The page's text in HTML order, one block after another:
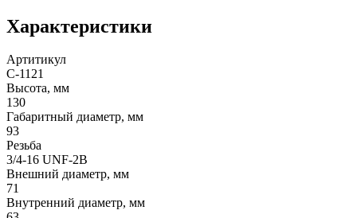
Характеристики
Артитикул
C-1121
Высота, мм
130
Габаритный диаметр, мм
93
Резьба
3/4-16 UNF-2B
Внешний диаметр, мм
71
Внутренний диаметр, мм